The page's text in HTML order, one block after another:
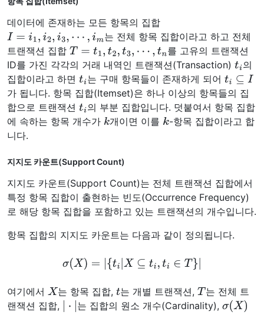
데이터에 존재하는 모든 항목의 집합
I= i1,i 2,i ,⋯ im
는 전체 항목 집합이라고 하고 전체
트랜잭션 집합 T=t1, t2 3,⋯,t
를 고유의 트랜잭션
ID를 가진 각각의 거래 내역인 트랜잭션(Transaction) ti 의
집합이라고 하면 ti 는 구매 항목들이 존재하게 되어 ti⊆I
가 됩니다. 항목 집합(Itemset)은 하나 이상의 항목들의 집
합으로 트랜잭션 ti 의 부분 집합입니다. 덧붙여서 항목 집합
에 속하는 항목 개수가 k개이면 이를 k-항목 집합이라고 합
니다.
지지도 카운트(Support Count)
지지도 카운트(Support Count)는 전체 트랜잭션 집합에서
특정 항목 집합이 출현하는 빈도(Occurrence Frequency)
로 해당 항목 집합을 포함하고 있는 트랜잭션의 개수입니다.
항목 집합의 지지도 카운트는 다음과 같이 정의됩니다.
σ(X ) =|{ t |X ⊆t ,t ∈T |
여기에서 X 는 항목 집합, t는 개별 트랜잭션, T는 전체 트
랜잭션 집합, | | 는 집합의 원소 개수(Cardinality),σ(X)